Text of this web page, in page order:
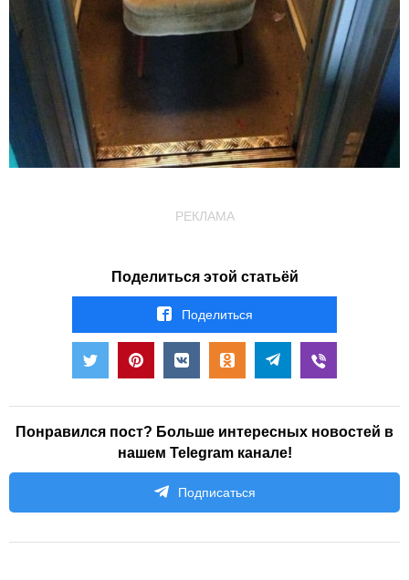
РЕКЛАМА
Поделиться этой статьёй
Поделиться
Понравился пост? Больше интересных новостей в
нашем Telegram канале!
Подписаться